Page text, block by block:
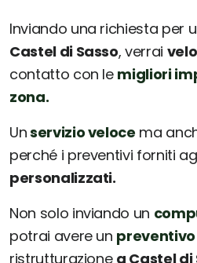
Inviando una richiesta per
Castel di Sasso, verrai
contatto con le migliori
zona.
Unservizio veloce ma
perché i preventivi forniti
personalizzati.
Non solo inviando un
potrai avere un preventivo
ristrutturazione a Castel di